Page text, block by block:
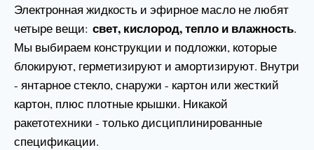
Электронная жидкость и эфирное масло не любят
четыре вещи: свет, кислород, тепло и влажность.
Мы выбираем конструкции и подложки, которые
блокируют, герметизируют и амортизируют. Внутри
- янтарное стекло, снаружи - картон или жесткий
картон, плюс плотные крышки. Никакой
ракетотехники - только дисциплинированные
спецификации.